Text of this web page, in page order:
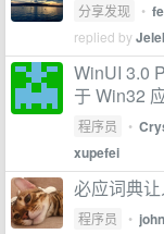
分享发现 •
replied by
WinUI 3.0
于 Win32
程序员 •
xupefei
必应词典
程序员 •